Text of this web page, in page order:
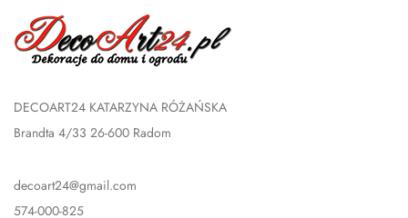
DECOART24 KATARZYNA RÓŻAŃSKA
Brandta 4/33 26-600 Radom
decoart24@gmail.com
574-000-825